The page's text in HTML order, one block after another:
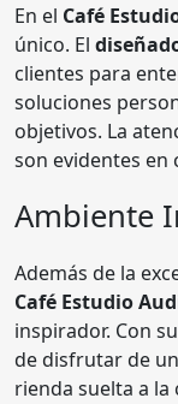
En el Café
único. El
clientes para
soluciones
objetivos. La
son evidentes en
Ambiente
Además de la
Café Estudio
inspirador. Con
de disfrutar de
rienda suelta a la